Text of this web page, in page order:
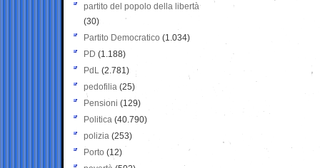
partito del popolo della libertà
(30)
Partito Democratico (1.034)
PD (1.188)
PdL (2.781)
pedofilia (25)
Pensioni (129)
Politica (40.790)
polizia (253)
Porto (12)